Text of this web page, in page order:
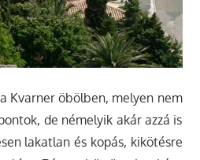
Kvarner öbölben, melyen nem
de némelyik akár azzá is
lakatlan és kopás, kikötésre